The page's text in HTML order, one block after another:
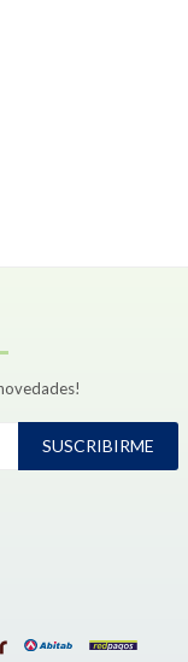
SUSCRIBIRME